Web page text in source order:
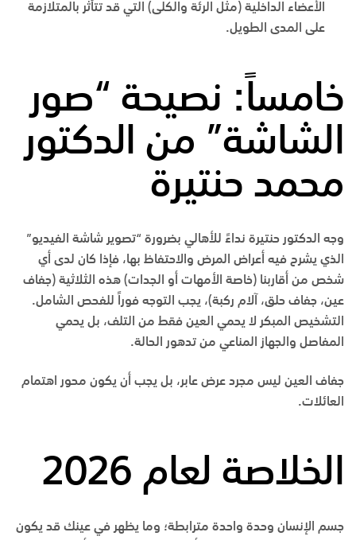
الأعضاء الداخلية (مثل الرئة والكلى) التي قد تتأثر بالمتلازمة
على المدى الطويل.
خامساً: نصيحة “صور
الشاشة” من الدكتور
محمد حنتيرة
وجه الدكتور حنتيرة نداءً للأهالي بضرورة “تصوير شاشة الفيديو”
الذي يشرح فيه أعراض المرض والاحتفاظ بها، فإذا كان لدى أي
شخص من أقاربنا (خاصة الأمهات أو الجدات) هذه الثلاثية (جفاف
عين، جفاف حلق، آلام ركبة)، يجب التوجه فوراً للفحص الشامل.
التشخيص المبكر لا يحمي العين فقط من التلف، بل يحمي
المفاصل والجهاز المناعي من تدهور الحالة.
جفاف العين ليس مجرد عرض عابر، بل يجب أن يكون محور اهتمام
العائلات.
الخلاصة لعام 2026
جسم الإنسان وحدة واحدة مترابطة؛ وما يظهر في عينك قد يكون